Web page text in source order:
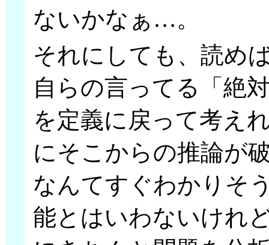
ないかなぁ…。
それにしても、読め
自らの言ってる「絶
を定義に戻って考え
にそこからの推論が
なんてすぐわかりそ
能とはいわないけれ